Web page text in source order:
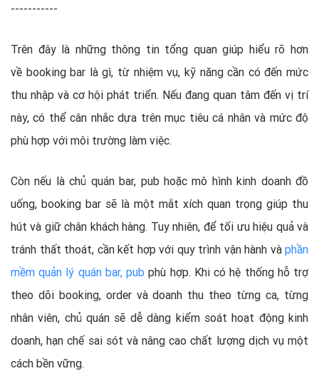
-----------
Trên đây là những thông tin tổng quan giúp hiểu rõ hơn
về booking bar là gì, từ nhiệm vụ, kỹ năng cần có đến mức
thu nhập và cơ hội phát triển. Nếu đang quan tâm đến vị trí
này, có thể cân nhắc dựa trên mục tiêu cá nhân và mức độ
phù hợp với môi trường làm việc.
Còn nếu là chủ quán bar, pub hoặc mô hình kinh doanh đồ
uống, booking bar sẽ là một mắt xích quan trọng giúp thu
hút và giữ chân khách hàng. Tuy nhiên, để tối ưu hiệu quả và
tránh thất thoát, cần kết hợp với quy trình vận hành và phần
mềm quản lý quán bar, pub phù hợp. Khi có hệ thống hỗ trợ
theo dõi booking, order và doanh thu theo từng ca, từng
nhân viên, chủ quán sẽ dễ dàng kiểm soát hoạt động kinh
doanh, hạn chế sai sót và nâng cao chất lượng dịch vụ một
cách bền vững.